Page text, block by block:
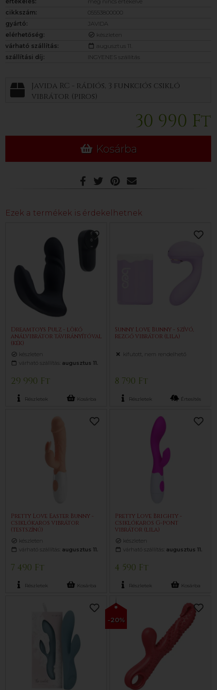
cikkszám:
05553800000
gyártó:
JAVIDA
elérhetőség:
készleten
várható szállítás:
augusztus 11.
szállítási díj:
INGYENES szállítás
Javida RC - rádiós, 3 funkciós csikló
vibrátor (piros)
30 990 Ft
Kosárba
Ezek a termékek is érdekelhetnek
Dreamtoys Pulz - lökő
análvibrátor távirányítóval
(kék)
készleten
várható szállítás: augusztus 11.
29 990 Ft
Részletek Kosárba
Sunny Love Bunny - szívó,
rezgő vibrátor (lila)
kifutott, nem rendelhető
8 790 Ft
Részletek Értesítés
Pretty Love Easter Bunny -
csiklókaros vibrátor
(testszínű)
készleten
várható szállítás: augusztus 11.
7 490 Ft
Részletek Kosárba
Pretty Love Brighty -
csiklókaros G-pont
vibrátor (lila)
készleten
várható szállítás: augusztus 11.
4 590 Ft
Részletek Kosárba
-20%